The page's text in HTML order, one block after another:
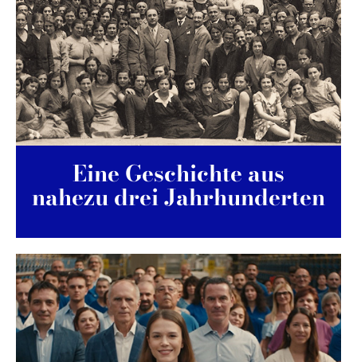
Eine Geschichte aus
nahezu drei Jahrhunderten